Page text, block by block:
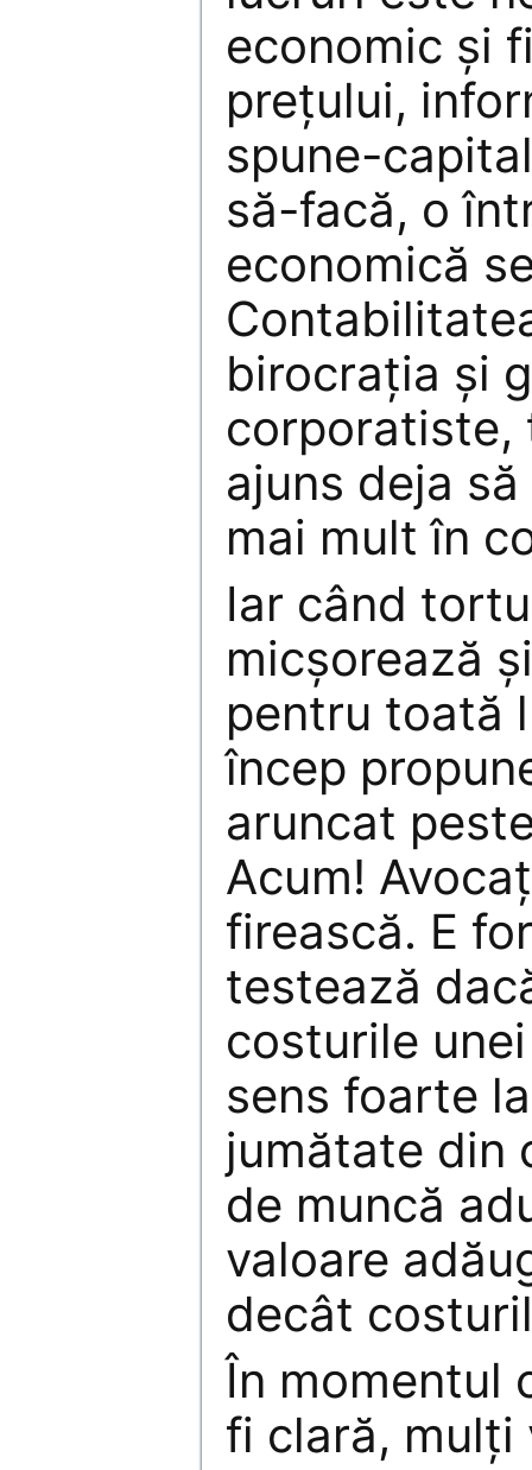
economic şi
preţului,
spune-
să-facă, o
economică
birocraţia şi
corporatiste,
ajuns deja
mai mult în
Iar când
micşorează
pentru toată
încep
aruncat
Acum!
firească. E
testează
costurile
sens foarte
jumătate din
de muncă
valoare
decât
În momentul
fi clară, mulţi